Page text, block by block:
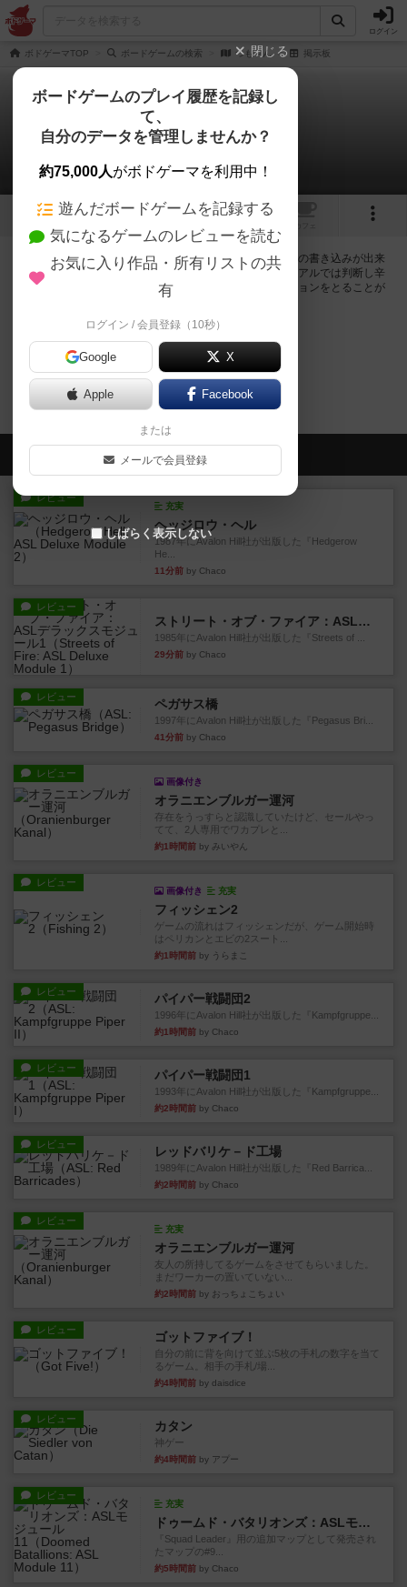
ログイン
ボドゲーマTOP ボードゲームの検索 つも～ん 掲示板
つも～ん
0件の掲示板
1
ログインするとつも～んに関する掲示板の作成やコメントの書き込みが出来
るようになります。ルールの疑問やエラッタ情報、マニュアルでは判断し辛
い曖昧な表記等について会員同士で自由にコミュニケーションをとることが
ログイン/無料会員登録
つも～んのトップに戻る
会員の新しい投稿
レビュー
充実
ヘッジロウ・ヘル
1987年にAvalon Hill社が出版した『Hedgerow
He...
11分前 by Chaco
レビュー
ストリート・オブ・ファイア：ASLデラックスモジュール1
1985年にAvalon Hill社が出版した『Streets of ...
29分前 by Chaco
レビュー ペガサス橋
1997年にAvalon Hill社が出版した『Pegasus Bri...
41分前 by Chaco
レビュー
画像付き
オラニエンブルガー運河
存在をうっすらと認識していたけど、セールやっ
てて、2人専用でワカプレと...
約1時間前 by みいやん
レビュー
画像付き 充実
フィッシェン2
ゲームの流れはフィッシェンだが、ゲーム開始時
はペリカンとエビの2スート...
約1時間前 by うらまこ
レビュー パイパー戦闘団2
1996年にAvalon Hill社が出版した『Kampfgruppe...
約1時間前 by Chaco
レビュー パイパー戦闘団1
1993年にAvalon Hill社が出版した『Kampfgruppe...
約2時間前 by Chaco
レビュー レッドバリケ－ド工場
1989年にAvalon Hill社が出版した『Red Barrica...
約2時間前 by Chaco
レビュー
充実
オラニエンブルガー運河
友人の所持してるゲームをさせてもらいました。
まだワーカーの置いていない...
約2時間前 by おっちょこちょい
レビュー ゴットファイブ！
自分の前に背を向けて並ぶ5枚の手札の数字を当て
るゲーム。相手の手札/場...
約4時間前 by daisdice
レビュー カタン
神ゲー
約4時間前 by アプー
レビュー
充実
ドゥームド・バタリオンズ：ASLモジュール11
『Squad Leader』用の追加マップとして発売され
たマップの#9...
約5時間前 by Chaco
閉じる
ボードゲームのプレイ履歴を記録し
て、
自分のデータを管理しませんか？
約75,000人がボドゲーマを利用中！
遊んだボードゲームを記録する
気になるゲームのレビューを読む
お気に入り作品・所有リストの共
有
ログイン / 会員登録（10秒）
Google X
Apple Facebook
または
メールで会員登録
しばらく表示しない